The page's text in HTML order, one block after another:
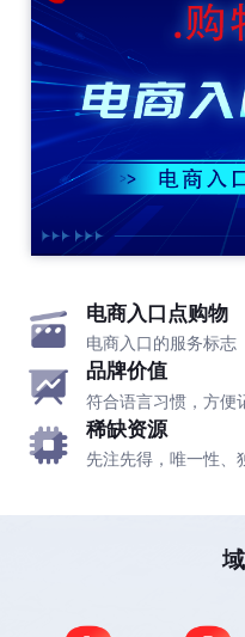
电商入口点购物
电商入口的服务标志
品牌价值
符合语言习惯，方便
稀缺资源
先注先得，唯一性、